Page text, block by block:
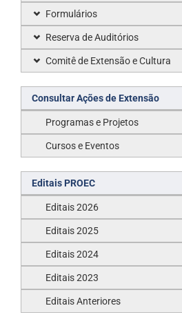
Formulários
Reserva de Auditórios
Comitê de Extensão e Cultura
Consultar Ações de Extensão
Programas e Projetos
Cursos e Eventos
Editais PROEC
Editais 2026
Editais 2025
Editais 2024
Editais 2023
Editais Anteriores